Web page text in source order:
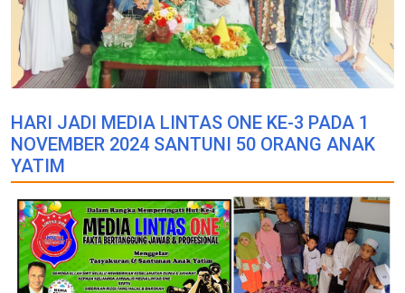
HARI JADI MEDIA LINTAS ONE KE-3 PADA 1
NOVEMBER 2024 SANTUNI 50 ORANG ANAK
YATIM